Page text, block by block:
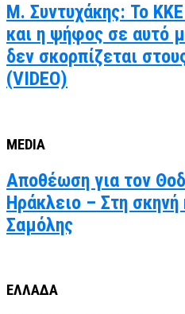
Μ. Συντυχάκης: Το
και η ψήφος σε αυτό
δεν σκορπίζεται
(VIDEO)
MEDIA
Αποθέωση για τον
Ηράκλειο – Στη σκηνή
Σαμόλης
ΕΛΛΑΔΑ